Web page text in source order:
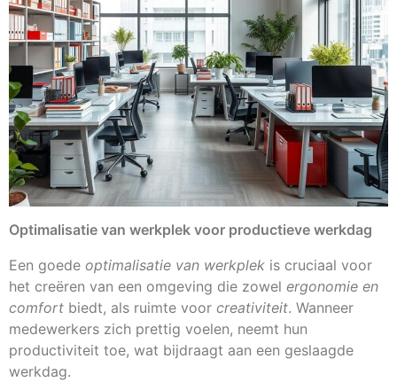
Optimalisatie van werkplek voor productieve werkdag
Een goede optimalisatie van werkplek is cruciaal voor
het creëren van een omgeving die zowel ergonomie en
comfort biedt, als ruimte voor creativiteit. Wanneer
medewerkers zich prettig voelen, neemt hun
productiviteit toe, wat bijdraagt aan een geslaagde
werkdag.